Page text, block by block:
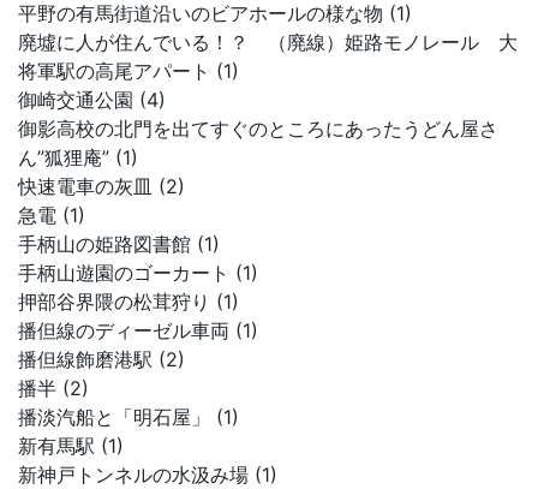
平野の有馬街道沿いのビアホールの様な物 (1)
廃墟に人が住んでいる！？ （廃線）姫路モノレール 大
将軍駅の高尾アパート (1)
御崎交通公園 (4)
御影高校の北門を出てすぐのところにあったうどん屋さ
ん”狐狸庵” (1)
快速電車の灰皿 (2)
急電 (1)
手柄山の姫路図書館 (1)
手柄山遊園のゴーカート (1)
押部谷界隈の松茸狩り (1)
播但線のディーゼル車両 (1)
播但線飾磨港駅 (2)
播半 (2)
播淡汽船と「明石屋」 (1)
新有馬駅 (1)
新神戸トンネルの水汲み場 (1)